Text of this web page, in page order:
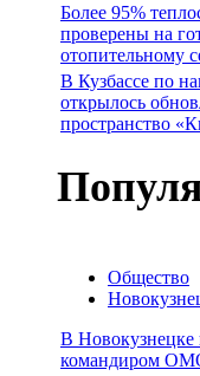
Более 95%
проверены на
отопительному
В Кузбассе по
открылось
пространство
Общество
В Новокузнецке
командиром